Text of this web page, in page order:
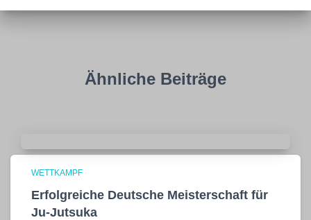
Ähnliche Beiträge
WETTKAMPF
Erfolgreiche Deutsche Meisterschaft für
Ju-Jutsuka